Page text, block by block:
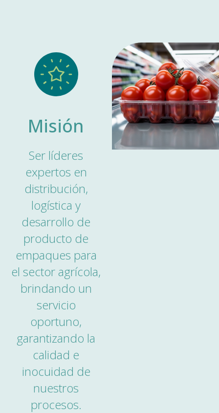
Misión
Ser líderes
expertos en
distribución,
logística y
desarrollo de
producto de
empaques para
el sector agrícola,
brindando un
servicio
oportuno,
garantizando la
calidad e
inocuidad de
nuestros
procesos.